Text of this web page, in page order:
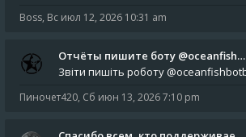
Boss, Вс июл 12, 2026 10:31 am
Отчёты пишите боту @oceanfish…
Пиночет420, Сб июн 13, 2026 7:10 pm